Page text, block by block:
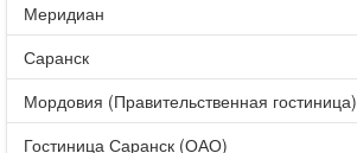
Меридиан
Саранск
Мордовия (Правительственная гостиница)
Гостиница Саранск (ОАО)